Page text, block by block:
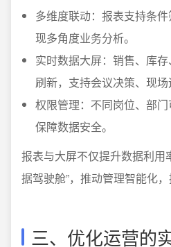
多维度联动：报表支持条
现多角度业务分析。
实时数据大屏：销售、库
刷新，支持会议决策、现场
权限管理：不同岗位、部门
保障数据安全。
报表与大屏不仅提升数据利用
据驾驶舱”，推动管理智能化，
三、优化运营的